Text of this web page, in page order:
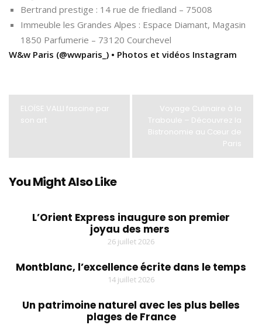
Bertrand prestige : 14 rue de friedland – 75008
Immeuble les Grandes Alpes : Espace Diamant, Magasin
1850 Parfumerie – 73120 Courchevel
W&w Paris (@wwparis_) • Photos et vidéos Instagram
ELOÏSE VALLI fascine par
son art
Voyage Culinaire à la
Traboule – Découvrez la
Bistronomie au Cœur de
Paris
You Might Also Like
L’Orient Express inaugure son premier
joyau des mers
26 juillet 2026
Montblanc, l’excellence écrite dans le temps
14 juillet 2026
Un patrimoine naturel avec les plus belles
plages de France